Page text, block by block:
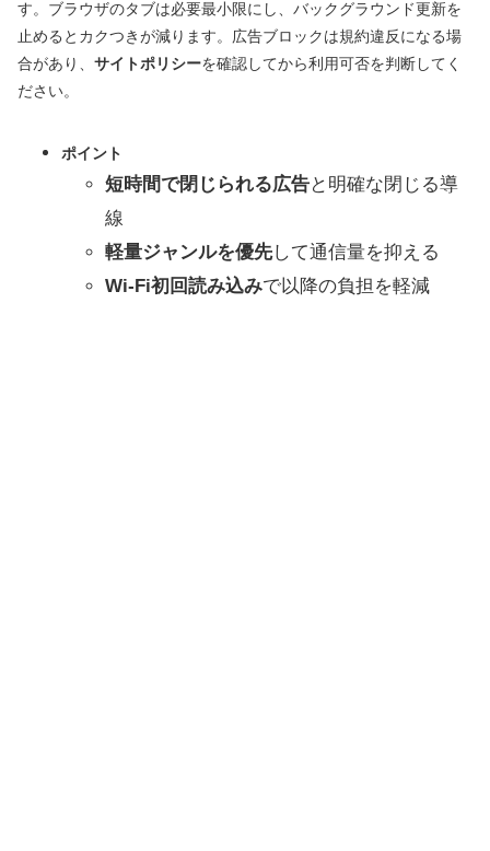
す。ブラウザのタブは必要最小限にし、バックグラウンド更新を
止めるとカクつきが減ります。広告ブロックは規約違反になる場
合があり、 サイトポリシーを確認してから利用可否を判断してく
ださい。
ポイント
短時間で閉じられる広告と明確な閉じる導
線
軽量ジャンルを優先して通信量を抑える
Wi‑Fi初回読み込みで以降の負担を軽減